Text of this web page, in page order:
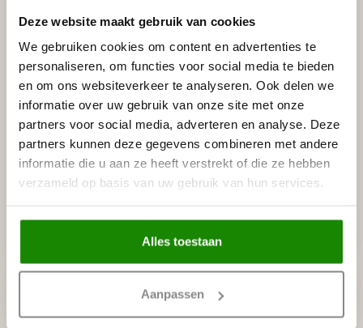
Deze website maakt gebruik van cookies
We gebruiken cookies om content en advertenties te
personaliseren, om functies voor social media te bieden
en om ons websiteverkeer te analyseren. Ook delen we
informatie over uw gebruik van onze site met onze
partners voor social media, adverteren en analyse. Deze
partners kunnen deze gegevens combineren met andere
informatie die u aan ze heeft verstrekt of die ze hebben
verzameld op basis van uw gebruik van hun services.
Alles toestaan
Aanpassen
TESORI
KD304 (95x45 mm),
lengte 1,15 m, LED
sierlijst voor indirecte
verlichting XPS
TESORI
KD402 (150 x 55 mm),
lengte 1,15 m, LED
sierlijst voor indirecte
verlichting XPS -
Verzonken / Semi-
Niet op voorraad